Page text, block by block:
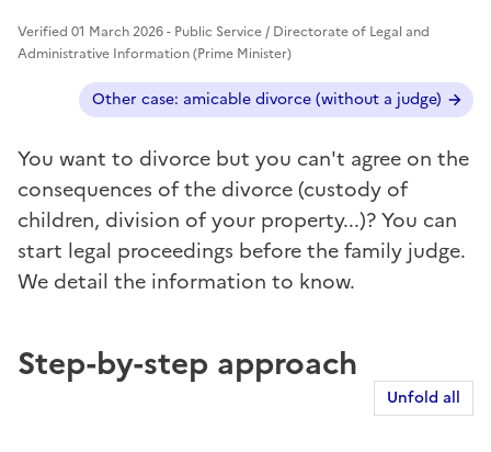
Verified 01 March 2026 - Public Service / Directorate of Legal and
Administrative Information (Prime Minister)
Additional cases ?
Other case: amicable divorce (without a judge)
You want to divorce but you can't agree on the
consequences of the divorce (custody of
children, division of your property...)? You can
start legal proceedings before the family judge.
We detail the information to know.
Step-by-step approach
Unfold all